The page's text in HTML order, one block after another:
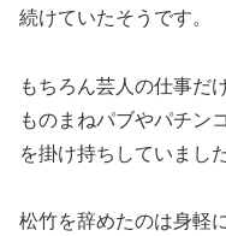
続けていたそうです。
もちろん芸人の仕事だ
ものまねパブやパチン
を掛け持ちしていました
松竹を辞めたのは身軽